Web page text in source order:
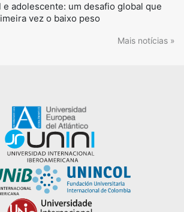
e adolescente: um desafio global que
vez o baixo peso
Mais notícias »